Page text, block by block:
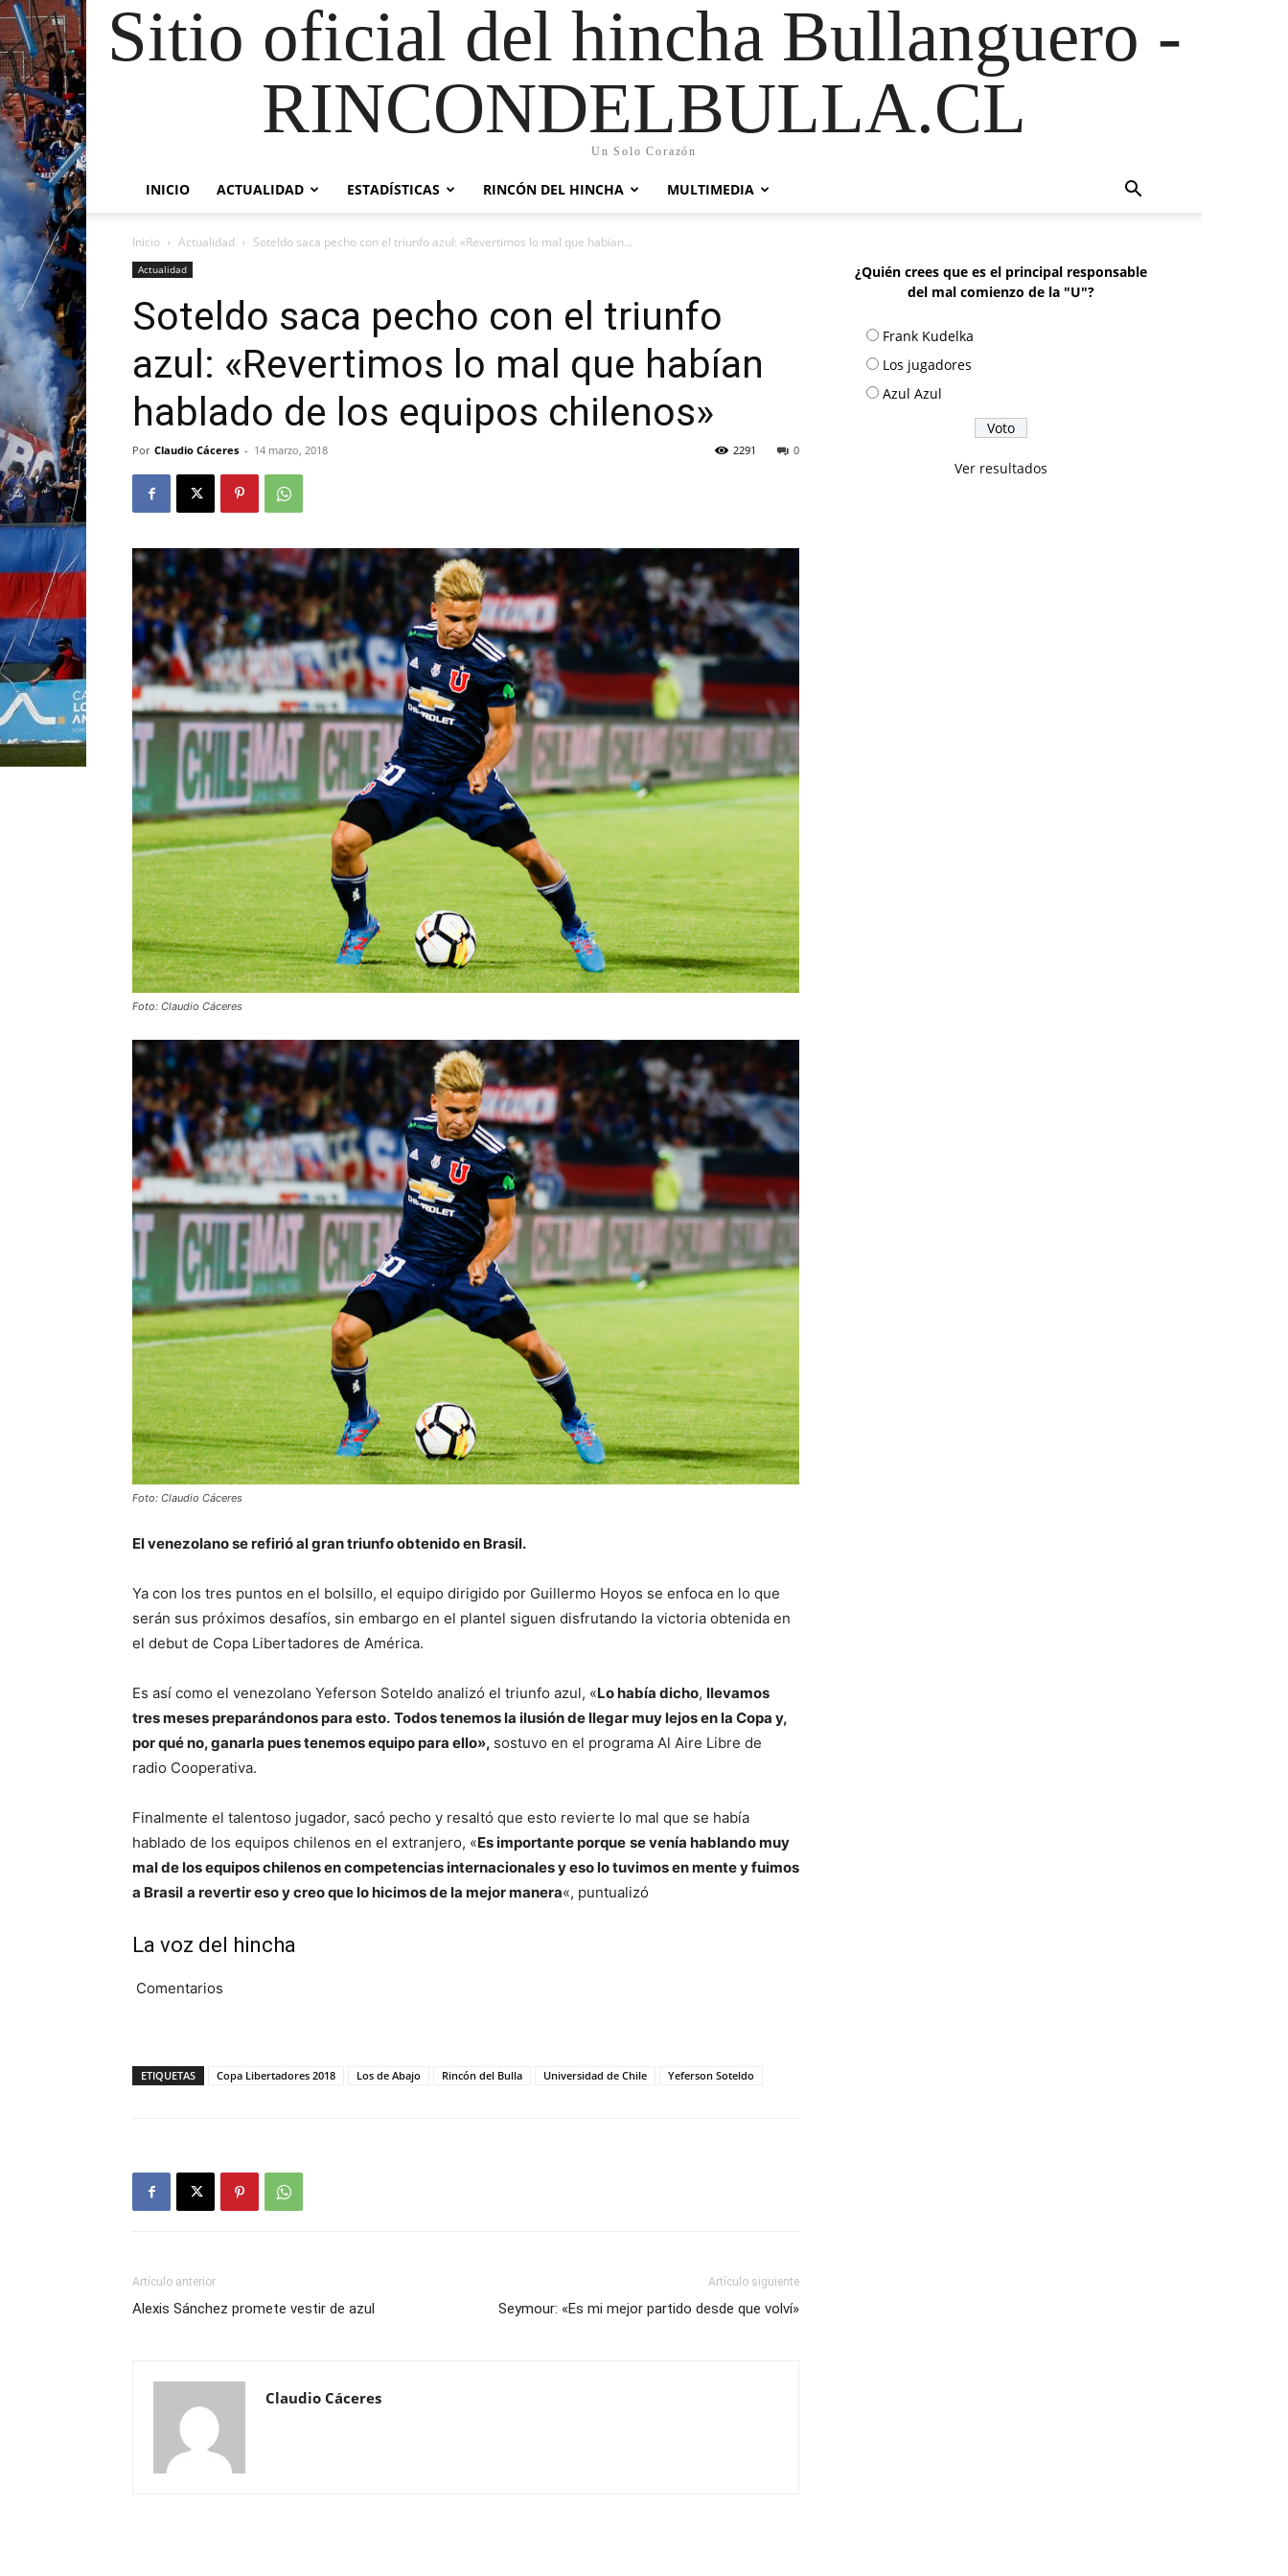
Sitio oficial del hincha Bullanguero -
RINCONDELBULLA.CL
Un Solo Corazón
INICIO ACTUALIDAD ESTADÍSTICAS RINCÓN DEL HINCHA MULTIMEDIA
Inicio Actualidad Soteldo saca pecho con el triunfo azul: «Revertimos lo mal que habían...
Actualidad
Soteldo saca pecho con el triunfo
azul: «Revertimos lo mal que habían
hablado de los equipos chilenos»
Por Claudio Cáceres - 14 marzo, 2018 0
2291
Foto: Claudio Cáceres
Foto: Claudio Cáceres
El venezolano se refirió al gran triunfo obtenido en Brasil.
Ya con los tres puntos en el bolsillo, el equipo dirigido por Guillermo Hoyos se enfoca en lo que
serán sus próximos desafíos, sin embargo en el plantel siguen disfrutando la victoria obtenida en
el debut de Copa Libertadores de América.
Es así como el venezolano Yeferson Soteldo analizó el triunfo azul, «Lo había dicho, llevamos
tres meses preparándonos para esto. Todos tenemos la ilusión de llegar muy lejos en la Copa y,
por qué no, ganarla pues tenemos equipo para ello», sostuvo en el programa Al Aire Libre de
radio Cooperativa.
Finalmente el talentoso jugador, sacó pecho y resaltó que esto revierte lo mal que se había
hablado de los equipos chilenos en el extranjero, «Es importante porque se venía hablando muy
mal de los equipos chilenos en competencias internacionales y eso lo tuvimos en mente y fuimos
a Brasil a revertir eso y creo que lo hicimos de la mejor manera«, puntualizó
La voz del hincha
Comentarios
ETIQUETAS Copa Libertadores 2018 Los de Abajo Rincón del Bulla Universidad de Chile Yeferson Soteldo
Artículo anterior
Alexis Sánchez promete vestir de azul
Artículo siguiente
Seymour: «Es mi mejor partido desde que volví»
Claudio Cáceres
¿Quién crees que es el principal responsable
del mal comienzo de la "U"?
Frank Kudelka
Los jugadores
Azul Azul
Ver resultados